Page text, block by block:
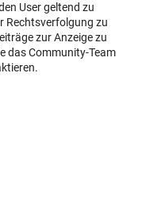
User geltend zu
Rechtsverfolgung zu
zur Anzeige zu
das Community-Team